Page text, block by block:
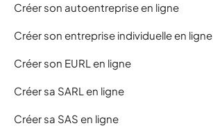
Créer son autoentreprise en ligne
Créer son entreprise individuelle en ligne
Créer son EURL en ligne
Créer sa SARL en ligne
Créer sa SAS en ligne